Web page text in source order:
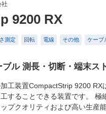
社
9200 RX
測定 回転 電線 その他 ケーブ
ル 測長・切断・端末ス
工装置CompactStrip 9200
することできる装置です。
プクオリティおよび高い生産